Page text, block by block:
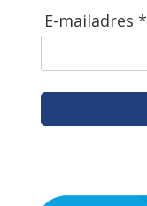
E-mailadres *